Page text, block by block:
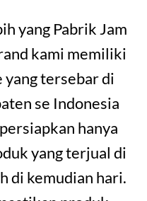
yang Pabrik Jam
kami memiliki
tersebar di
se Indonesia
hanya
yang terjual di
di kemudian hari.